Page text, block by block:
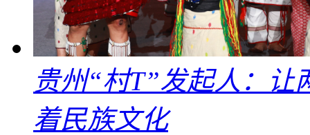
贵州“村T”发起人：让
着民族文化